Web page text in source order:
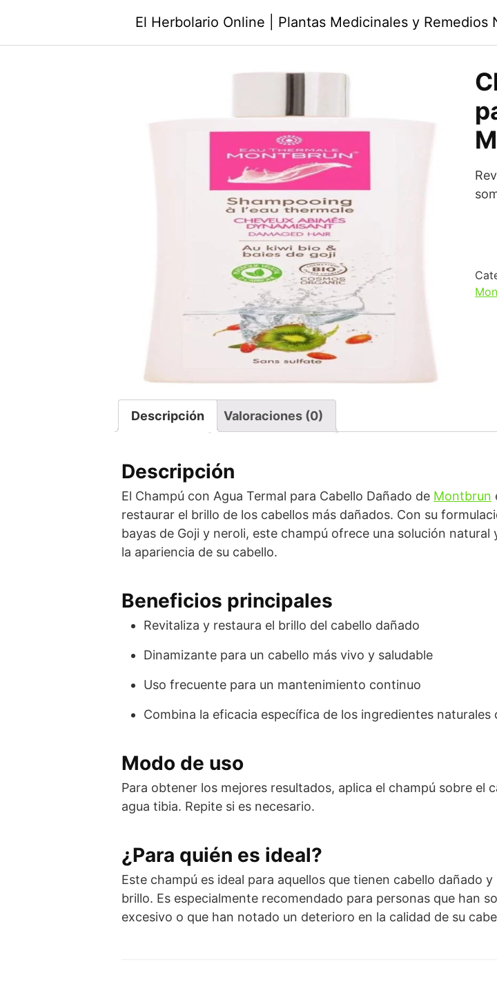
El Herbolario Online | Plantas Medicinales y Remedios
Descripción Valoraciones (0)
Descripción
El Champú con Agua Termal para Cabello Dañado de Montbrun
restaurar el brillo de los cabellos más dañados. Con su
bayas de Goji y neroli, este champú ofrece una solución
la apariencia de su cabello.
Beneficios principales
Revitaliza y restaura el brillo del cabello dañado
Dinamizante para un cabello más vivo y saludable
Uso frecuente para un mantenimiento continuo
Combina la eficacia específica de los ingredientes
Modo de uso
Para obtener los mejores resultados, aplica el champú sobre el
agua tibia. Repite si es necesario.
¿Para quién es ideal?
Este champú es ideal para aquellos que tienen cabello dañado
brillo. Es especialmente recomendado para personas que han
excesivo o que han notado un deterioro en la calidad de su